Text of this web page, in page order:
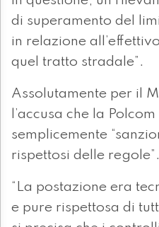
di superamento del
in relazione
quel tratto stradale”.
Assolutamente per il
l’accusa che la
semplicemente
rispettosi delle regole”.
“La postazione era
e pure rispettosa di